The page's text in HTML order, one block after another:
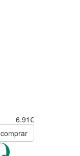
6.91€
comprar